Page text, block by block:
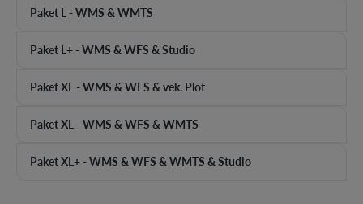
Paket L - WMS & WMTS
Paket L+ - WMS & WFS & Studio
Paket XL - WMS & WFS & vek. Plot
Paket XL - WMS & WFS & WMTS
Paket XL+ - WMS & WFS & WMTS & Studio